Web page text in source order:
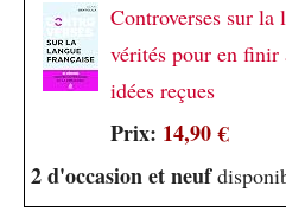
Controverses sur la
vérités pour en finir
idées reçues
Prix: 14,90 €
2 d'occasion et neuf